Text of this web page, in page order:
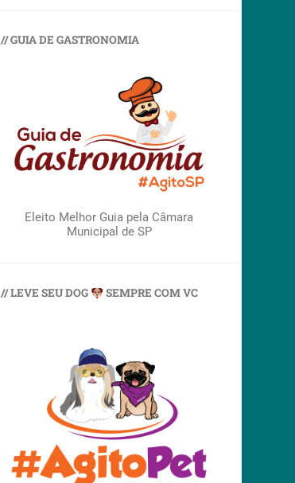
// GUIA DE GASTRONOMIA
Eleito Melhor Guia pela Câmara
Municipal de SP
// LEVE SEU DOG SEMPRE COM VC